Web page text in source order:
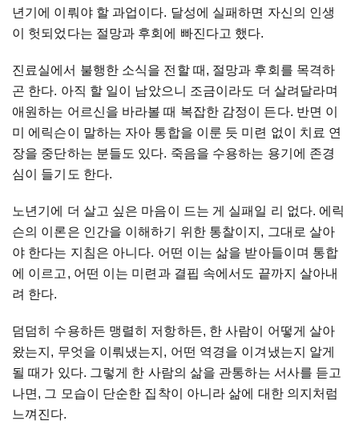
년기에 이뤄야 할 과업이다. 달성에 실패하면 자신의 인생
이 헛되었다는 절망과 후회에 빠진다고 했다.
진료실에서 불행한 소식을 전할 때, 절망과 후회를 목격하
곤 한다. 아직 할 일이 남았으니 조금이라도 더 살려달라며
애원하는 어르신을 바라볼 때 복잡한 감정이 든다. 반면 이
미 에릭슨이 말하는 자아 통합을 이룬 듯 미련 없이 치료 연
장을 중단하는 분들도 있다. 죽음을 수용하는 용기에 존경
심이 들기도 한다.
노년기에 더 살고 싶은 마음이 드는 게 실패일 리 없다. 에릭
슨의 이론은 인간을 이해하기 위한 통찰이지, 그대로 살아
야 한다는 지침은 아니다. 어떤 이는 삶을 받아들이며 통합
에 이르고, 어떤 이는 미련과 결핍 속에서도 끝까지 살아내
려 한다.
덤덤히 수용하든 맹렬히 저항하든, 한 사람이 어떻게 살아
왔는지, 무엇을 이뤄냈는지, 어떤 역경을 이겨냈는지 알게
될 때가 있다. 그렇게 한 사람의 삶을 관통하는 서사를 듣고
나면, 그 모습이 단순한 집착이 아니라 삶에 대한 의지처럼
느껴진다.